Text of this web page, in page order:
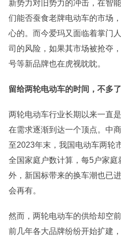
新势力对旧势力的冲击，在智
们能否蚕食老牌电动车的市场
心的。而今爱玛又面临着掌门
司的风险，如果其市场被抢夺
号等新品牌也在虎视眈眈。
留给两轮电动车的时间，不多了
两轮电动车行业长期以来一直
在需求逐渐到达一个顶点。中
至2023年末，我国电动车两轮
全国家庭户数计算，每5户家
外，新国标带来的换车潮也已
会再有。
然而，两轮电动车的供给却空
前几年各大品牌纷纷开始扩建